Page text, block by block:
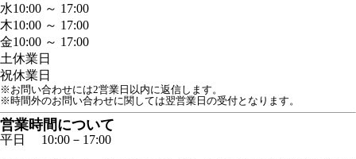
水10:00 ～ 17:00
木10:00 ～ 17:00
金10:00 ～ 17:00
土休業日
祝休業日
※お問い合わせには2営業日以内に返信します。
※時間外のお問い合わせに関しては翌営業日の受付となります。
営業時間について
平日 10:00－17:00